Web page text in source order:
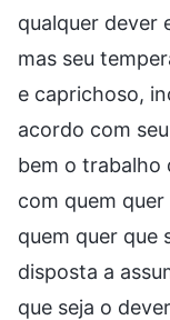
qualquer dever
mas seu
e caprichoso,
acordo com
bem o trabalho
com quem
quem quer que
disposta a
que seja o